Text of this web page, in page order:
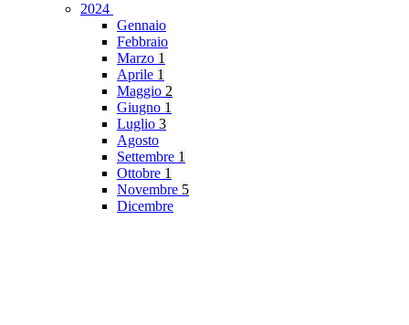
2024
Gennaio
Febbraio
Marzo 1
Aprile 1
Maggio 2
Giugno 1
Luglio 3
Agosto
Settembre 1
Ottobre 1
Novembre 5
Dicembre